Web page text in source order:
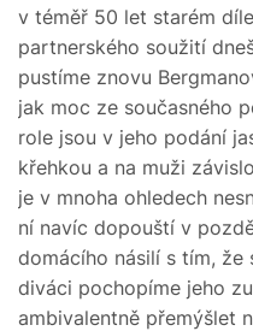
v téměř 50 let starém
partnerského soužití
pustíme znovu
jak moc ze současného
role jsou v jeho podání
křehkou a na muži
je v mnoha ohledech
ní navíc dopouští v
domácího násilí s tím, že
diváci pochopíme jeho
ambivalentně přemýšlet